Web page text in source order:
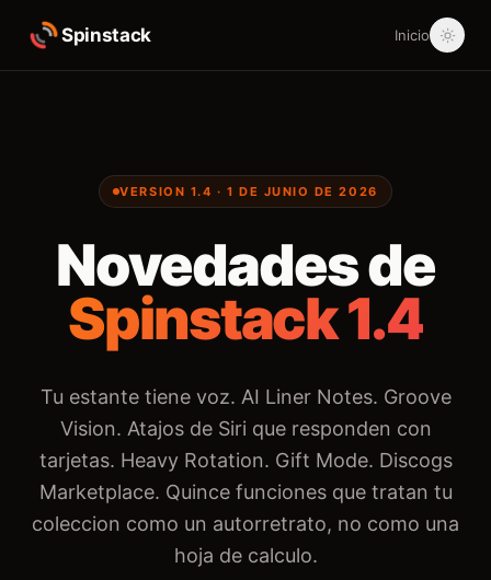
Spinstack Inicio
VERSION 1.4 · 1 DE JUNIO DE 2026
Novedades de
Spinstack 1.4
Tu estante tiene voz. AI Liner Notes. Groove
Vision. Atajos de Siri que responden con
tarjetas. Heavy Rotation. Gift Mode. Discogs
Marketplace. Quince funciones que tratan tu
coleccion como un autorretrato, no como una
hoja de calculo.